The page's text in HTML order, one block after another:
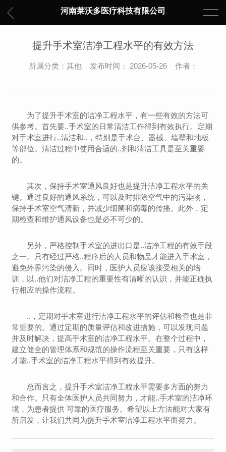
河南莱沃多医疗科技有限公司
提升手术室洁净工程水平的有效方法
所属分类：其他 发布时间： 2026-05-26 作者：
为了提升手术室的洁净工程水平，有一些有效的方法可
供参考。首先要..手术室的日常清洁工作得到有效执行。定期
对手术室进行..清洁和..，特别是手术台、器械、墙壁和地板
等部位。清洁过程中使用合适的..剂和清洁工具是至关重要
的。
其次，保持手术室通风良好也是提升洁净工程水平的关
键。通过良好的通风系统，可以及时排除空气中的污染物，
保持手术室空气清新，并减少细菌和病毒的传播。此外，定
期检查和维护通风设备也是必不可少的。
另外，严格控制手术室的进出口是..洁净工程的有效手段
之一。只有经过严格..程序后的人员和物品才能进入手术室，
避免外界污染的侵入。同时，医护人员应该接受相关的培
训，以..他们对洁净工程的重要性有清晰的认识，并能正确执
行相应的操作流程。
..，定期对手术室进行洁净工程水平的评估和检查也是非
常重要的。通过定期的质量评估和改进措施，可以发现问题
并及时解决，提高手术室的洁净工程水平。在整个过程中，
建立健全的管理体系和规范的操作流程至关重要，只有这样
才能..手术室的洁净工程水平得到有效提升。
总而言之，提升手术室洁净工程水平需要多方面的努力
和合作。只有全体医护人员共同努力，才能..手术室的洁净环
境，为患者提供 可靠的医疗服务。希望以上方法能对大家有
所启发，让我们共同为提升手术室洁净工程水平而努力。